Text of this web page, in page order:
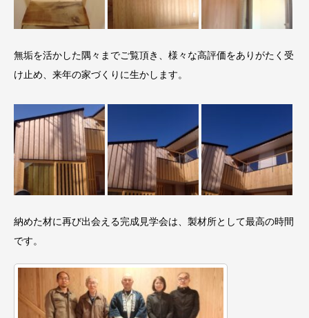
無垢を活かした隅々までご覧頂き、様々な高評価をありがたく受
け止め、来年の家づくりに生かします。
納めた材に再び出会える完成見学会は、製材所として最高の時間
です。